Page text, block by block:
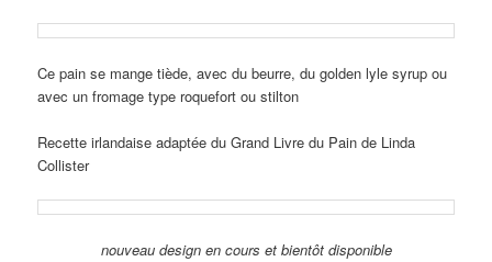
Ce pain se mange tiède, avec du beurre, du golden lyle syrup ou
avec un fromage type roquefort ou stilton
Recette irlandaise adaptée du Grand Livre du Pain de Linda
Collister
nouveau design en cours et bientôt disponible